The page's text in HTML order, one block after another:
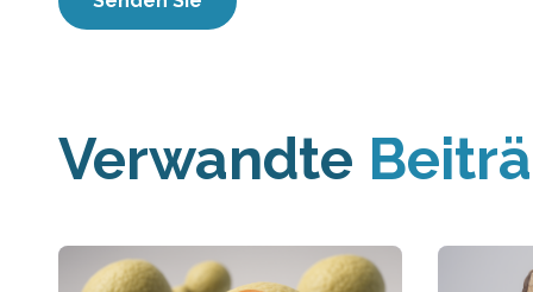
Verwandte